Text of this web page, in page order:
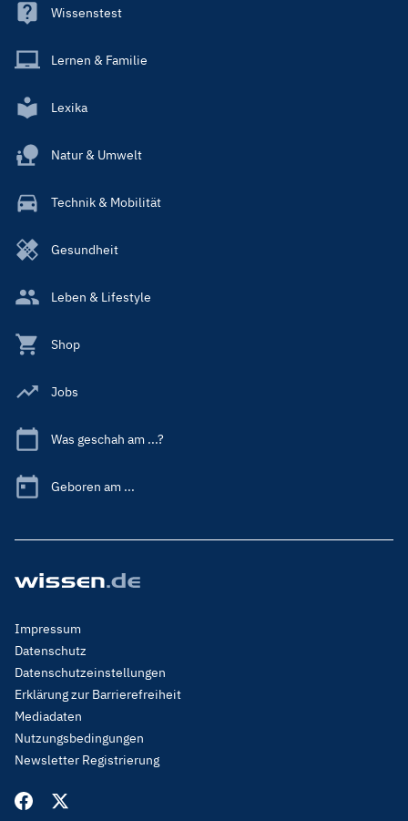
Wissenstest
Lernen & Familie
Lexika
Natur & Umwelt
Technik & Mobilität
Gesundheit
Leben & Lifestyle
Shop
Jobs
Was geschah am ...?
Geboren am ...
Footer
Menu
Legal
Impressum
Datenschutz
Datenschutzeinstellungen
Erklärung zur Barrierefreiheit
Mediadaten
Nutzungsbedingungen
Newsletter Registrierung